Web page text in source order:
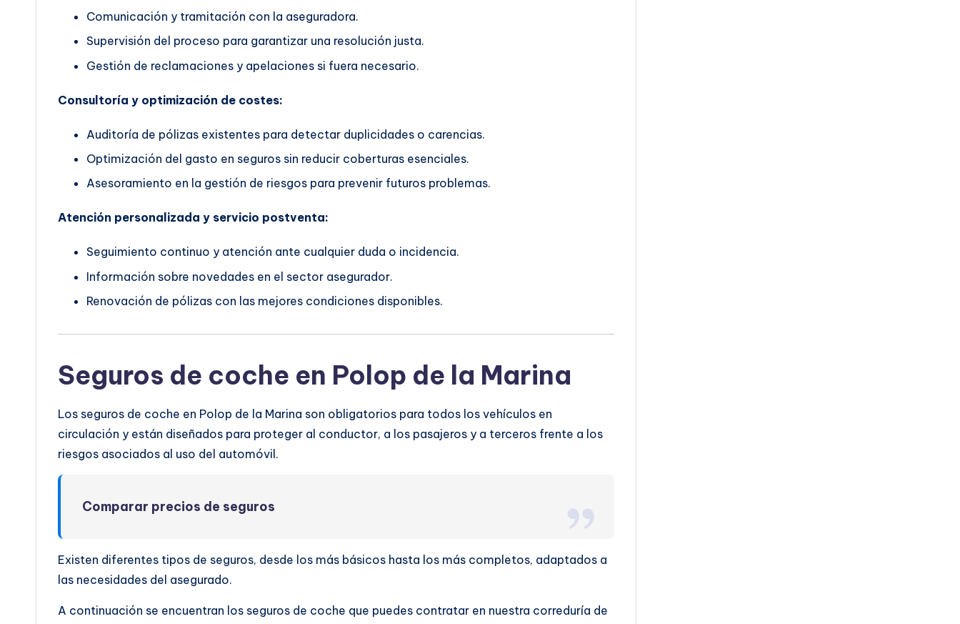
Comunicación y tramitación con la aseguradora.
Supervisión del proceso para garantizar una resolución justa.
Gestión de reclamaciones y apelaciones si fuera necesario.
Consultoría y optimización de costes:
Auditoría de pólizas existentes para detectar duplicidades o carencias.
Optimización del gasto en seguros sin reducir coberturas esenciales.
Asesoramiento en la gestión de riesgos para prevenir futuros problemas.
Atención personalizada y servicio postventa:
Seguimiento continuo y atención ante cualquier duda o incidencia.
Información sobre novedades en el sector asegurador.
Renovación de pólizas con las mejores condiciones disponibles.
Seguros de coche en Polop de la Marina
Los seguros de coche en Polop de la Marina son obligatorios para todos los vehículos en
circulación y están diseñados para proteger al conductor, a los pasajeros y a terceros frente a los
riesgos asociados al uso del automóvil.
Comparar precios de seguros
Existen diferentes tipos de seguros, desde los más básicos hasta los más completos, adaptados a
las necesidades del asegurado.
A continuación se encuentran los seguros de coche que puedes contratar en nuestra correduría de